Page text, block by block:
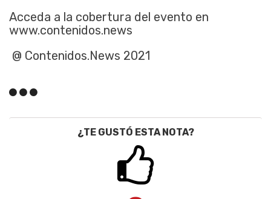
Acceda a la cobertura del evento en
www.contenidos.news
@ Contenidos.News 2021
¿TE GUSTÓ ESTA NOTA?